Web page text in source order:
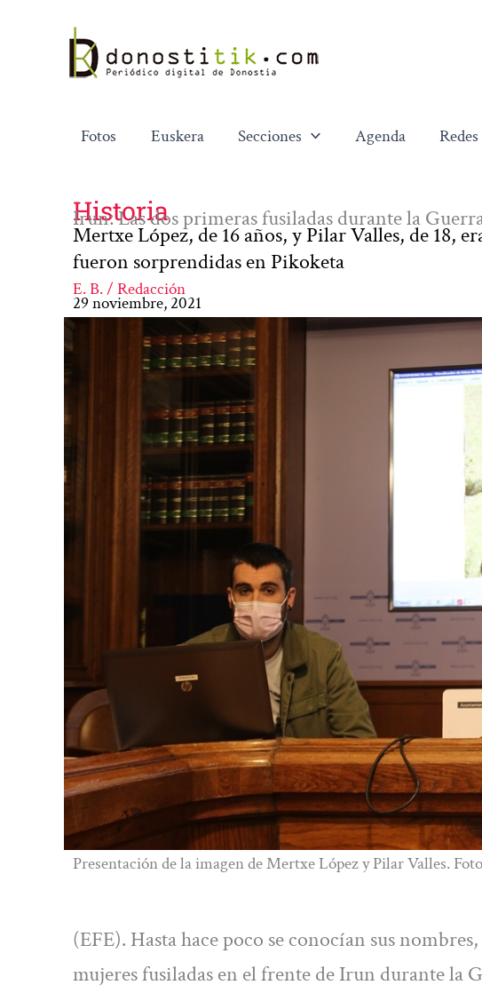
contenido
Fotos Euskera Secciones Agenda Redes
Historia
Irun: Las dos primeras fusiladas durante la
Mertxe López, de 16 años, y Pilar Valles, de 18,
fueron sorprendidas en Pikoketa
E. B. / Redacción
29 noviembre, 2021
Presentación de la imagen de Mertxe López y Pilar Valles.
(EFE). Hasta hace poco se conocían sus nombres,
mujeres fusiladas en el frente de Irun durante la